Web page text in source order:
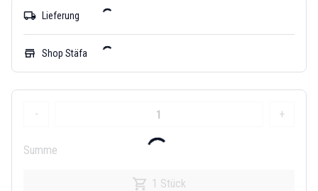
local_shipping Lieferung
store Shop Stäfa
- +
Summe
1 Stück